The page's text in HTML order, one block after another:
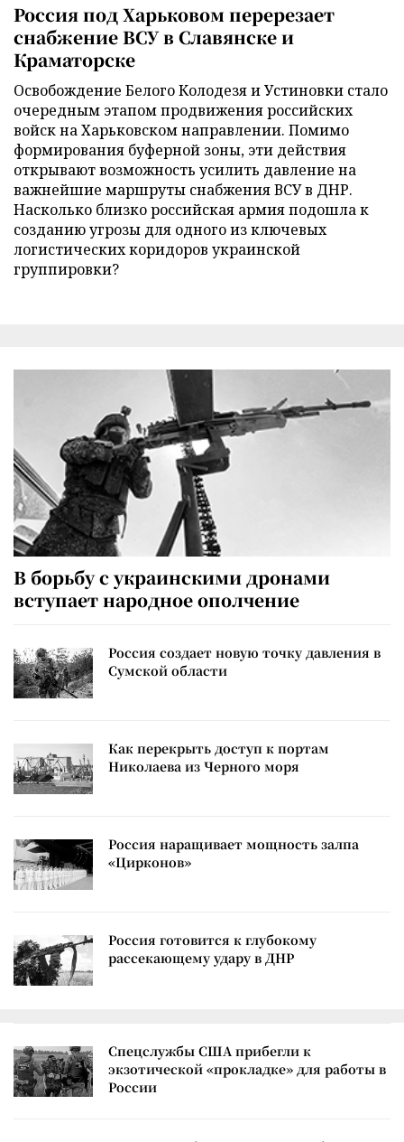
Россия под Харьковом перерезает
снабжение ВСУ в Славянске и
Краматорске
Освобождение Белого Колодезя и Устиновки стало
очередным этапом продвижения российских
войск на Харьковском направлении. Помимо
формирования буферной зоны, эти действия
открывают возможность усилить давление на
важнейшие маршруты снабжения ВСУ в ДНР.
Насколько близко российская армия подошла к
созданию угрозы для одного из ключевых
логистических коридоров украинской
группировки?
В борьбу с украинскими дронами
вступает народное ополчение
Россия создает новую точку давления в
Сумской области
Как перекрыть доступ к портам
Николаева из Черного моря
Россия наращивает мощность залпа
«Цирконов»
Россия готовится к глубокому
рассекающему удару в ДНР
Спецслужбы США прибегли к
экзотической «прокладке» для работы в
России